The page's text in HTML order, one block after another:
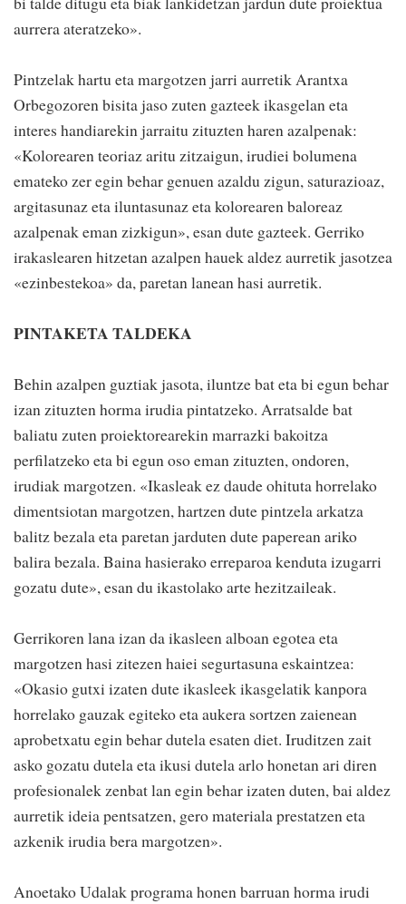
aurrera ateratzeko».
Pintzelak hartu eta margotzen jarri aurretik Arantxa
Orbegozoren bisita jaso zuten gazteek ikasgelan eta
interes handiarekin jarraitu zituzten haren azalpenak:
«Kolorearen teoriaz aritu zitzaigun, irudiei bolumena
emateko zer egin behar genuen azaldu zigun, saturazioaz,
argitasunaz eta iluntasunaz eta kolorearen baloreaz
azalpenak eman zizkigun», esan dute gazteek. Gerriko
irakaslearen hitzetan azalpen hauek aldez aurretik jasotzea
«ezinbestekoa» da, paretan lanean hasi aurretik.
PINTAKETA TALDEKA
Behin azalpen guztiak jasota, iluntze bat eta bi egun behar
izan zituzten horma irudia pintatzeko. Arratsalde bat
baliatu zuten proiektorearekin marrazki bakoitza
perfilatzeko eta bi egun oso eman zituzten, ondoren,
irudiak margotzen. «Ikasleak ez daude ohituta horrelako
dimentsiotan margotzen, hartzen dute pintzela arkatza
balitz bezala eta paretan jarduten dute paperean ariko
balira bezala. Baina hasierako erreparoa kenduta izugarri
gozatu dute», esan du ikastolako arte hezitzaileak.
Gerrikoren lana izan da ikasleen alboan egotea eta
margotzen hasi zitezen haiei segurtasuna eskaintzea:
«Okasio gutxi izaten dute ikasleek ikasgelatik kanpora
horrelako gauzak egiteko eta aukera sortzen zaienean
aprobetxatu egin behar dutela esaten diet. Iruditzen zait
asko gozatu dutela eta ikusi dutela arlo honetan ari diren
profesionalek zenbat lan egin behar izaten duten, bai aldez
aurretik ideia pentsatzen, gero materiala prestatzen eta
azkenik irudia bera margotzen».
Anoetako Udalak programa honen barruan horma irudi